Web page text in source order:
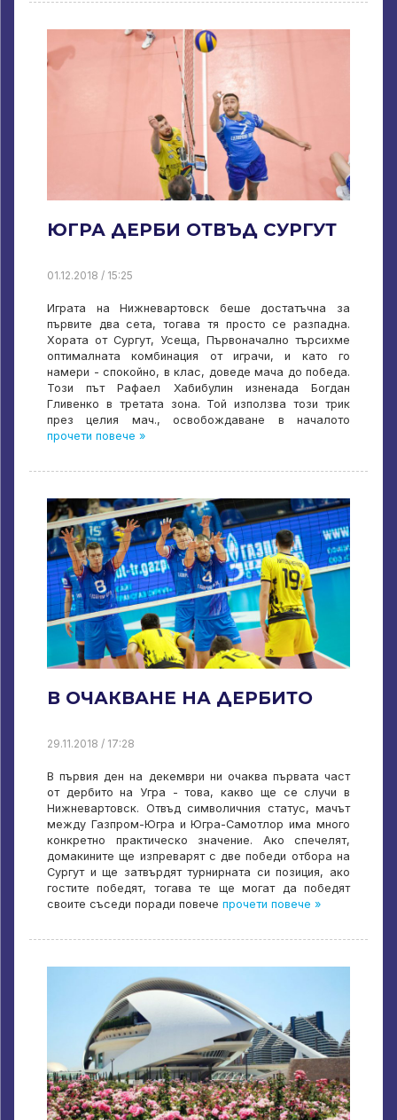
ЮГРА ДЕРБИ ОТВЪД СУРГУТ
01.12.2018 / 15:25
Играта на Нижневартовск беше достатъчна за
първите два сета, тогава тя просто се разпадна.
Хората от Сургут, Усеща, Първоначално търсихме
оптималната комбинация от играчи, и като го
намери - спокойно, в клас, доведе мача до победа.
Този път Рафаел Хабибулин изненада Богдан
Гливенко в третата зона. Той използва този трик
през целия мач., освобождаване в началото
прочети повече »
В ОЧАКВАНЕ НА ДЕРБИТО
29.11.2018 / 17:28
В първия ден на декември ни очаква първата част
от дербито на Угра - това, какво ще се случи в
Нижневартовск. Отвъд символичния статус, мачът
между Газпром-Югра и Югра-Самотлор има много
конкретно практическо значение. Ако спечелят,
домакините ще изпреварят с две победи отбора на
Сургут и ще затвърдят турнирната си позиция, ако
гостите победят, тогава те ще могат да победят
своите съседи поради повече прочети повече »